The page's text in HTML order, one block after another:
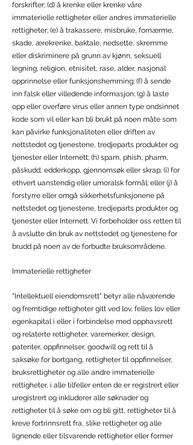
forskrifter; (d) å krenke eller krenke våre
immaterielle rettigheter eller andres immaterielle
rettigheter; (e) å trakassere, misbruke, fornærme,
skade, ærekrenke, baktale, nedsette, skremme
eller diskriminere på grunn av kjønn, seksuell
legning, religion, etnisitet, rase, alder, nasjonal
opprinnelse eller funksjonshemming; (f) å sende
inn falsk eller villedende informasjon; (g) å laste
opp eller overføre virus eller annen type ondsinnet
kode som vil eller kan bli brukt på noen måte som
kan påvirke funksjonaliteten eller driften av
nettstedet og tjenestene, tredjeparts produkter og
tjenester eller Internett; (h) spam, phish, pharm,
påskudd, edderkopp, gjennomsøk eller skrap; (i) for
ethvert uanstendig eller umoralsk formål; eller (j) å
forstyrre eller omgå sikkerhetsfunksjonene på
nettstedet og tjenestene, tredjeparts produkter og
tjenester eller Internett. Vi forbeholder oss retten til
å avslutte din bruk av nettstedet og tjenestene for
brudd på noen av de forbudte bruksområdene.
Immaterielle rettigheter
"Intellektuell eiendomsrett" betyr alle nåværende
og fremtidige rettigheter gitt ved lov, felles lov eller
egenkapital i eller i forbindelse med opphavsrett
og relaterte rettigheter, varemerker, design,
patenter, oppfinnelser, goodwill og rett til å
saksøke for bortgang, rettigheter til oppfinnelser,
bruksrettigheter og alle andre immaterielle
rettigheter, i alle tilfeller enten de er registrert eller
uregistrert og inkluderer alle søknader og
rettigheter til å søke om og bli gitt, rettigheter til å
kreve fortrinnsrett fra, slike rettigheter og alle
lignende eller tilsvarende rettigheter eller former